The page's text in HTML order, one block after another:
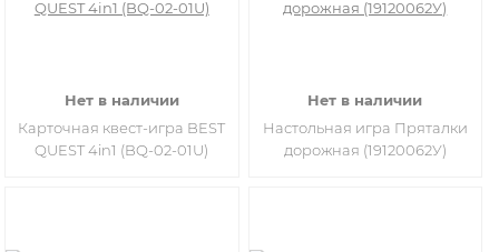
Нет в наличии
Карточная квест-игра BEST
QUEST 4in1 (BQ-02-01U)
Нет в наличии
Настольная игра Пряталки
дорожная (19120062У)